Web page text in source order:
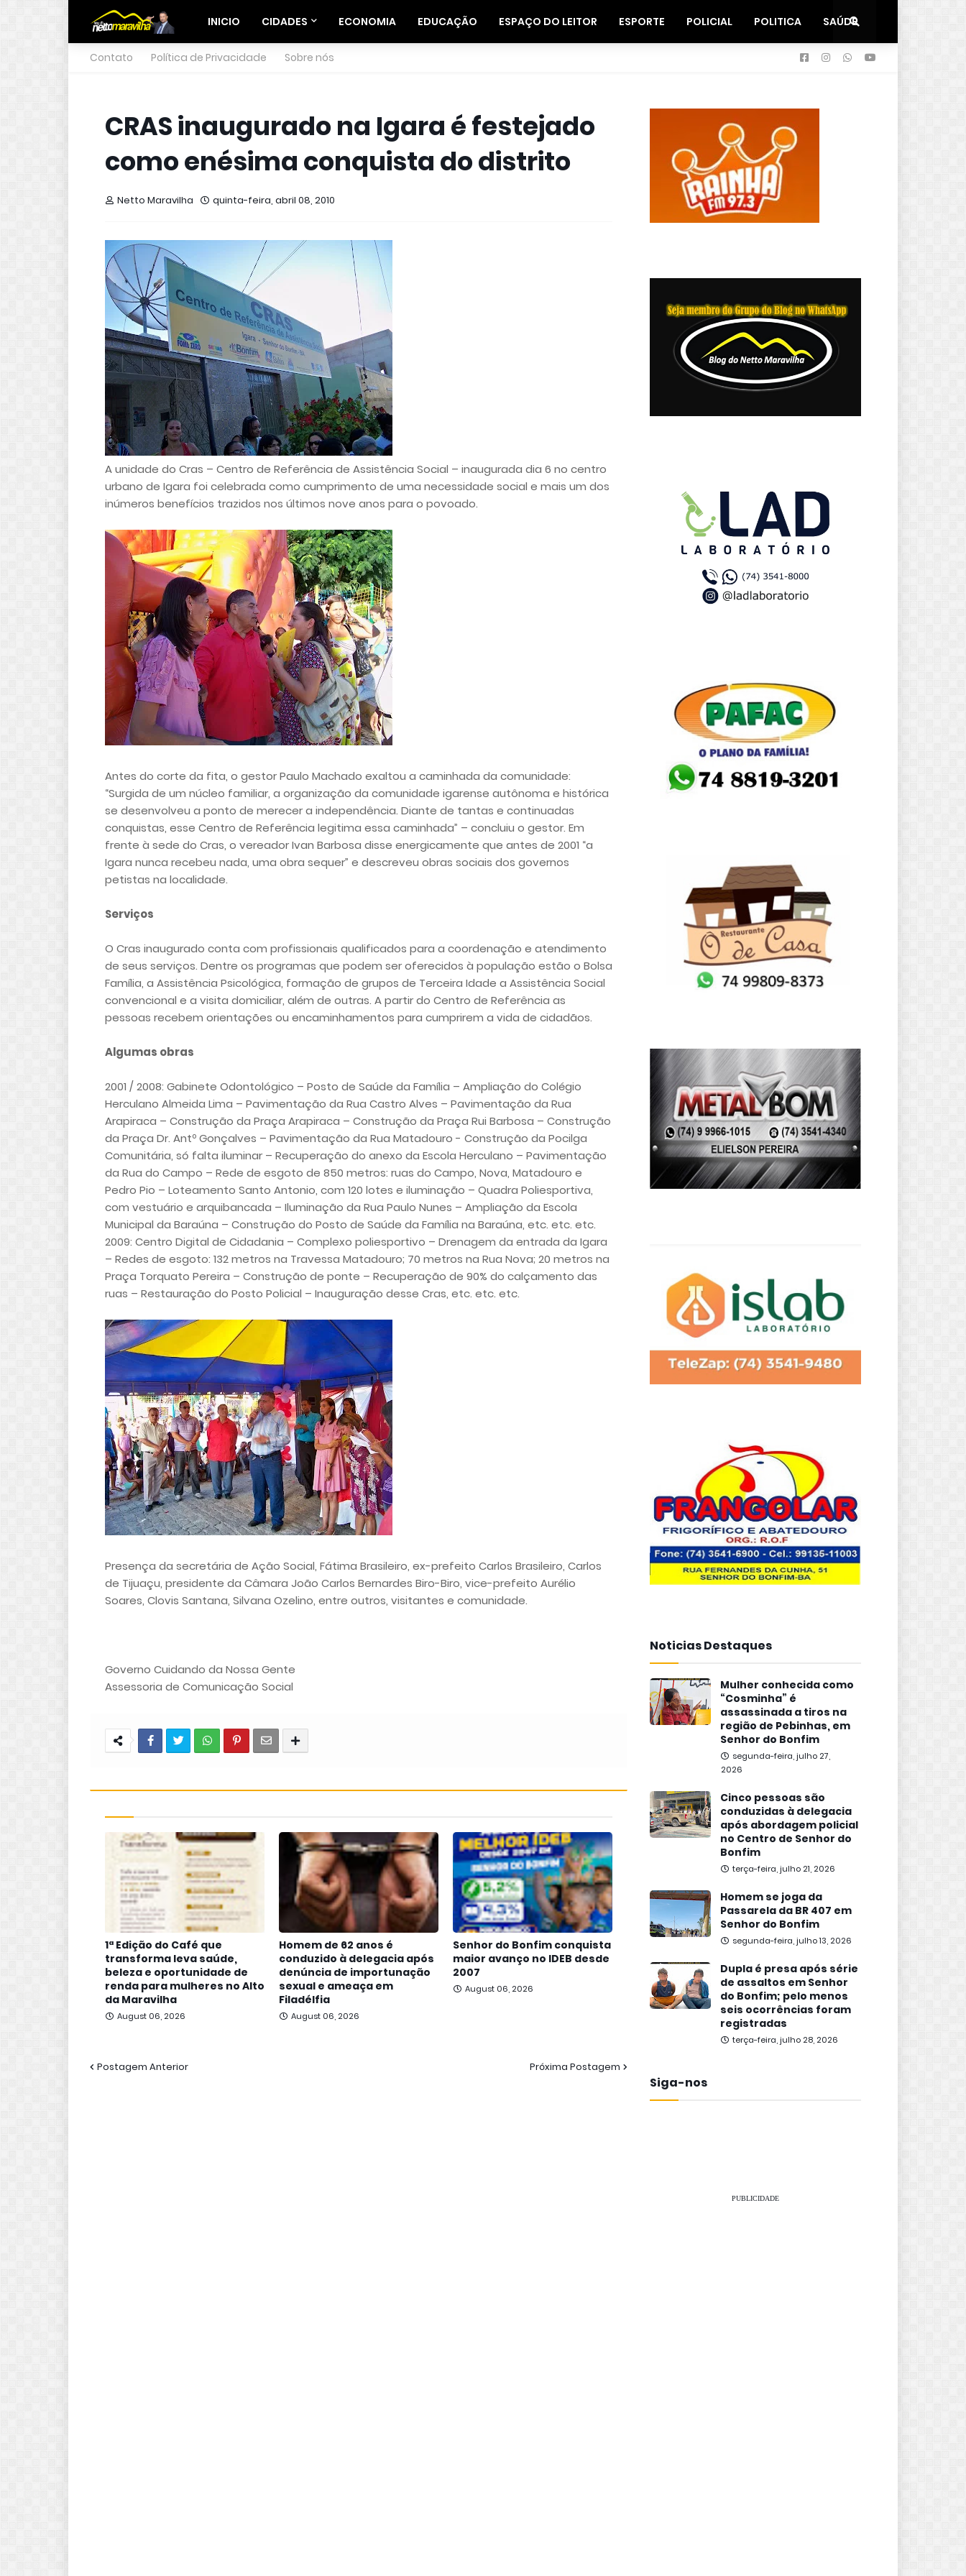
INICIO CIDADES ECONOMIA EDUCAÇÃO ESPAÇO DO LEITOR ESPORTE POLICIAL POLITICA SAÚDE
Contato Política de Privacidade Sobre nós
CRAS inaugurado na Igara é festejado
como enésima conquista do distrito
Netto Maravilha quinta-feira, abril 08, 2010
A unidade do Cras – Centro de Referência de Assistência Social – inaugurada dia 6 no centro
urbano de Igara foi celebrada como cumprimento de uma necessidade social e mais um dos
inúmeros benefícios trazidos nos últimos nove anos para o povoado.
Antes do corte da fita, o gestor Paulo Machado exaltou a caminhada da comunidade:
“Surgida de um núcleo familiar, a organização da comunidade igarense autônoma e histórica
se desenvolveu a ponto de merecer a independência. Diante de tantas e continuadas
conquistas, esse Centro de Referência legitima essa caminhada” – concluiu o gestor. Em
frente à sede do Cras, o vereador Ivan Barbosa disse energicamente que antes de 2001 “a
Igara nunca recebeu nada, uma obra sequer” e descreveu obras sociais dos governos
petistas na localidade.
Serviços
O Cras inaugurado conta com profissionais qualificados para a coordenação e atendimento
de seus serviços. Dentre os programas que podem ser oferecidos à população estão o Bolsa
Família, a Assistência Psicológica, formação de grupos de Terceira Idade a Assistência Social
convencional e a visita domiciliar, além de outras. A partir do Centro de Referência as
pessoas recebem orientações ou encaminhamentos para cumprirem a vida de cidadãos.
Algumas obras
2001 / 2008: Gabinete Odontológico – Posto de Saúde da Família – Ampliação do Colégio
Herculano Almeida Lima – Pavimentação da Rua Castro Alves – Pavimentação da Rua
Arapiraca – Construção da Praça Arapiraca – Construção da Praça Rui Barbosa – Construção
da Praça Dr. Antº Gonçalves – Pavimentação da Rua Matadouro - Construção da Pocilga
Comunitária, só falta iluminar – Recuperação do anexo da Escola Herculano – Pavimentação
da Rua do Campo – Rede de esgoto de 850 metros: ruas do Campo, Nova, Matadouro e
Pedro Pio – Loteamento Santo Antonio, com 120 lotes e iluminação – Quadra Poliesportiva,
com vestuário e arquibancada – Iluminação da Rua Paulo Nunes – Ampliação da Escola
Municipal da Baraúna – Construção do Posto de Saúde da Família na Baraúna, etc. etc. etc.
2009: Centro Digital de Cidadania – Complexo poliesportivo – Drenagem da entrada da Igara
– Redes de esgoto: 132 metros na Travessa Matadouro; 70 metros na Rua Nova; 20 metros na
Praça Torquato Pereira – Construção de ponte – Recuperação de 90% do calçamento das
ruas – Restauração do Posto Policial – Inauguração desse Cras, etc. etc. etc.
Presença da secretária de Ação Social, Fátima Brasileiro, ex-prefeito Carlos Brasileiro, Carlos
de Tijuaçu, presidente da Câmara João Carlos Bernardes Biro-Biro, vice-prefeito Aurélio
Soares, Clovis Santana, Silvana Ozelino, entre outros, visitantes e comunidade.
Governo Cuidando da Nossa Gente
Assessoria de Comunicação Social
1ª Edição do Café que
transforma leva saúde,
beleza e oportunidade de
renda para mulheres no Alto
da Maravilha
August 06, 2026
Homem de 62 anos é
conduzido à delegacia após
denúncia de importunação
sexual e ameaça em
Filadélfia
August 06, 2026
Senhor do Bonfim conquista
maior avanço no IDEB desde
2007
August 06, 2026
Postagem Anterior Próxima Postagem
Noticias Destaques
Mulher conhecida como
“Cosminha” é
assassinada a tiros na
região de Pebinhas, em
Senhor do Bonfim
segunda-feira, julho 27,
2026
Cinco pessoas são
conduzidas à delegacia
após abordagem policial
no Centro de Senhor do
Bonfim
terça-feira, julho 21, 2026
Homem se joga da
Passarela da BR 407 em
Senhor do Bonfim
segunda-feira, julho 13, 2026
Dupla é presa após série
de assaltos em Senhor
do Bonfim; pelo menos
seis ocorrências foram
registradas
terça-feira, julho 28, 2026
Siga-nos
PUBLICIDADE